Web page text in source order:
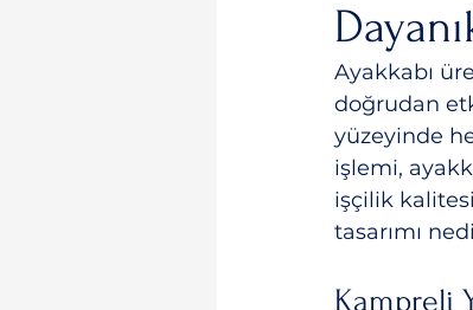
Ayakkabı
doğrudan
yüzeyinde
işlemi,
işçilik
tasarımı
Kampreli